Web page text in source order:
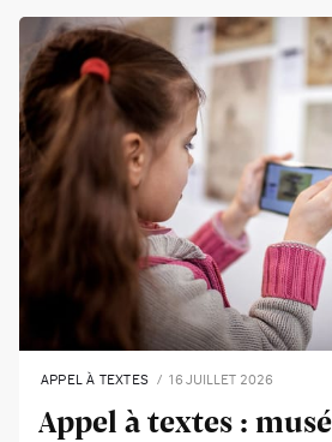
APPEL À TEXTES 16 JUILLET 2026
Appel à textes :